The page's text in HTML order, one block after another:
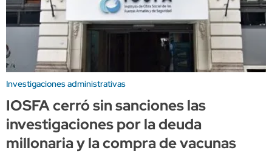
Investigaciones administrativas
IOSFA cerró sin sanciones las
investigaciones por la deuda
millonaria y la compra de vacunas